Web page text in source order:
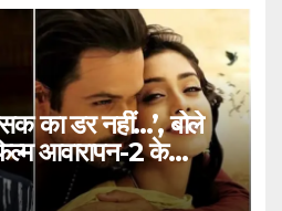
का डर नहीं…’, बोले
आवारापन-2 के
– Mukesh